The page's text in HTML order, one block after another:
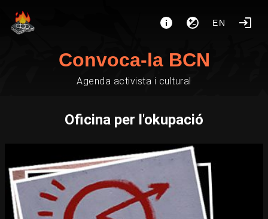
EN
Convoca-la BCN
Agenda activista i cultural
Oficina per l'okupació